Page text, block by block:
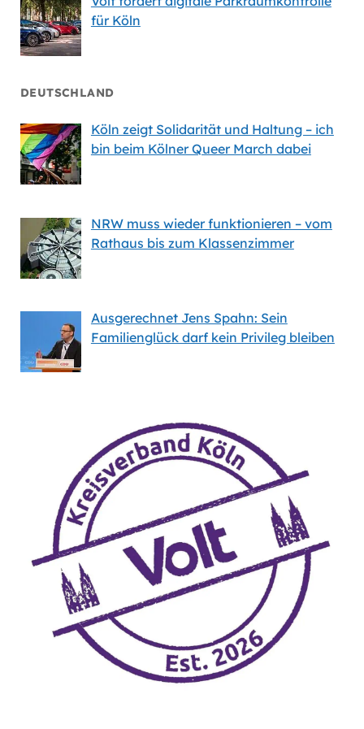
für Köln
DEUTSCHLAND
Köln zeigt Solidarität und Haltung – ich
bin beim Kölner Queer March dabei
NRW muss wieder funktionieren – vom
Rathaus bis zum Klassenzimmer
Ausgerechnet Jens Spahn: Sein
Familienglück darf kein Privileg bleiben